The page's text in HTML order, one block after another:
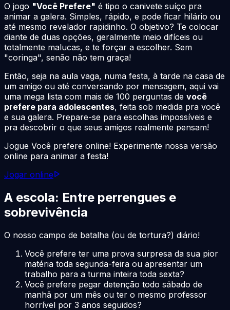
O jogo "Você Prefere" é tipo o canivete suíço pra
animar a galera. Simples, rápido, e pode ficar hilário ou
até mesmo revelador rapidinho. O objetivo? Te colocar
diante de duas opções, geralmente meio difíceis ou
totalmente malucas, e te forçar a escolher. Sem
"coringa", senão não tem graça!
Então, seja na aula vaga, numa festa, à tarde na casa de
um amigo ou até conversando por mensagem, aqui vai
uma mega lista com mais de 100 perguntas de você
prefere para adolescentes, feita sob medida pra você
e sua galera. Prepare-se para escolhas impossíveis e
pra descobrir o que seus amigos realmente pensam!
Jogue Você prefere online! Experimente nossa versão
online para animar a festa!
Jogar online
A escola: Entre perrengues e
sobrevivência
O nosso campo de batalha (ou de tortura?) diário!
Você prefere ter uma prova surpresa da sua pior
matéria toda segunda-feira ou apresentar um
trabalho para a turma inteira toda sexta?
Você prefere pegar detenção todo sábado de
manhã por um mês ou ter o mesmo professor
horrível por 3 anos seguidos?